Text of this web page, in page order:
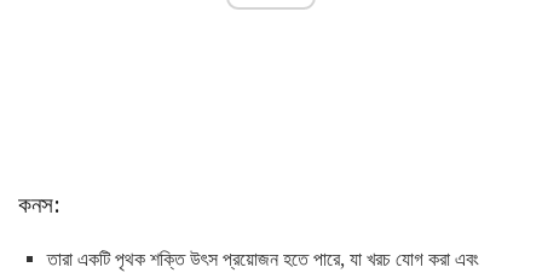
কনস:
তারা একটি পৃথক শক্তি উৎস প্রয়োজন হতে পারে, যা খরচ যোগ করা এবং